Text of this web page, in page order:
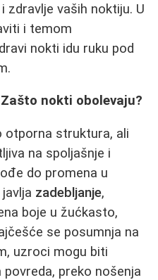
zdravlje vaših noktiju. U
i temom
nokti idu ruku pod
nokti obolevaju?
otporna struktura, ali
na spoljašnje i
do promena u
zadebljanje,
boje u žućkasto,
se posumnja na
uzroci mogu biti
preko nošenja